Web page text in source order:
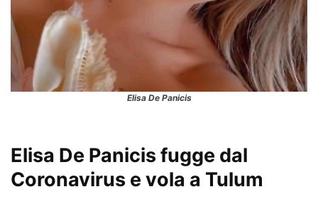
Elisa De Panicis
Elisa De Panicis fugge dal
Coronavirus e vola a Tulum